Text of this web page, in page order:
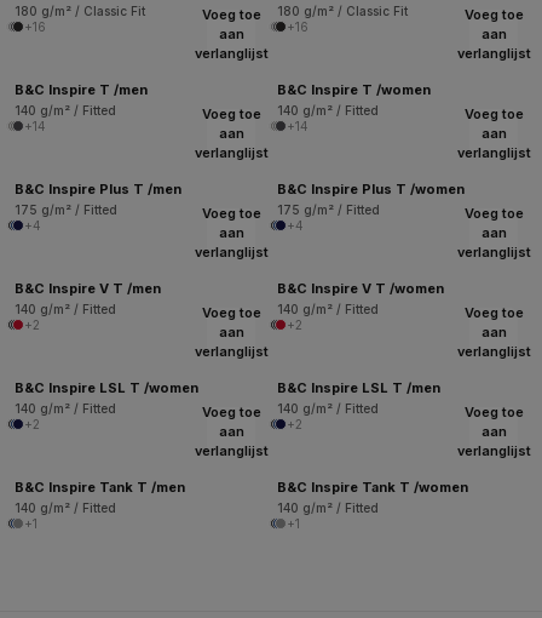
180 g/m² / Classic Fit
+16
180 g/m² / Classic Fit
+16
Voeg toe
aan
verlanglijst
B&C Inspire T /men
140 g/m² / Fitted
+14
Voeg toe
aan
verlanglijst
B&C Inspire T /women
140 g/m² / Fitted
+14
Voeg toe
aan
verlanglijst
B&C Inspire Plus T /men
175 g/m² / Fitted
+4
Voeg toe
aan
verlanglijst
B&C Inspire Plus T /women
175 g/m² / Fitted
+4
Voeg toe
aan
verlanglijst
B&C Inspire V T /men
140 g/m² / Fitted
+2
Voeg toe
aan
verlanglijst
B&C Inspire V T /women
140 g/m² / Fitted
+2
Voeg toe
aan
verlanglijst
B&C Inspire LSL T /women
140 g/m² / Fitted
+2
Voeg toe
aan
verlanglijst
B&C Inspire LSL T /men
140 g/m² / Fitted
+2
Voeg toe
aan
verlanglijst
B&C Inspire Tank T /men
140 g/m² / Fitted
+1
Voeg toe
aan
verlanglijst
B&C Inspire Tank T /women
140 g/m² / Fitted
+1